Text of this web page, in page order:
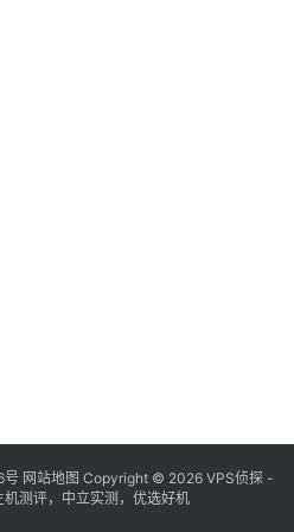
号 网站地图 Copyright © 2026 VPS侦探 -
测评，中立实测，优选好机